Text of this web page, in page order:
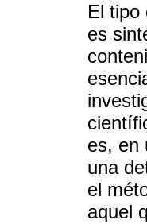
El tipo
es
es, en
una
el
aquel